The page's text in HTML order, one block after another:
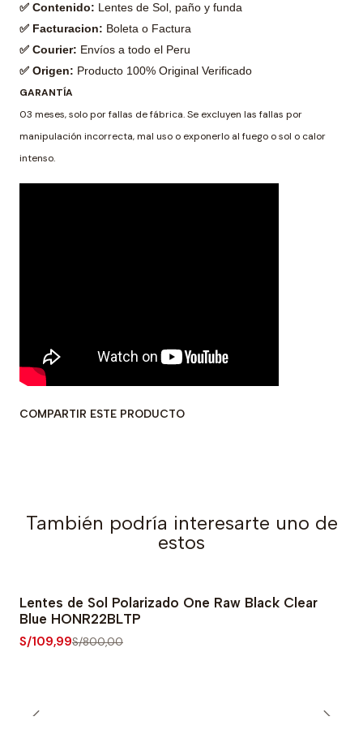
✅ Contenido: Lentes de Sol, paño y funda
✅ Facturacion: Boleta o Factura
✅ Courier: Envíos a todo el Peru
✅ Origen: Producto 100% Original Verificado
GARANTÍA
03 meses, solo por fallas de fábrica. Se excluyen las fallas por
manipulación incorrecta, mal uso o exponerlo al fuego o sol o calor
intenso.
COMPARTIR ESTE PRODUCTO
También podría interesarte uno de
estos
-86% OFF
Lentes de Sol Polarizado One Raw Black Clear
Blue HONR22BLTP
S/109,99S/800,00